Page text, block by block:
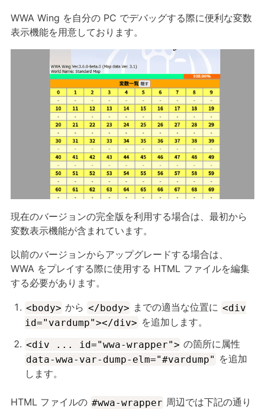
WWA Wing を自分の PC でデバッグする際に便利な変数
表示機能を用意しております。
現在のバージョンの完全版を利用する場合は、最初から
変数表示機能が含まれています。
以前のバージョンからアップグレードする場合は、
WWA をプレイする際に使用する HTML ファイルを編集
する必要があります。
<body> から </body> までの適当な位置に <div
id="vardump"></div> を追加します。
<div ... id="wwa-wrapper"> の箇所に属性
data-wwa-var-dump-elm="#vardump" を追加
します。
HTML ファイルの #wwa-wrapper 周辺では下記の通り